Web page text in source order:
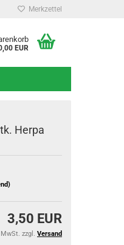
Merkzettel
EUR
Herpa
3,50 EUR
zzgl. Versand